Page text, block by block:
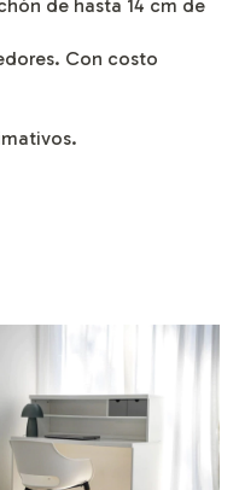
de hasta 14 cm de
Con costo